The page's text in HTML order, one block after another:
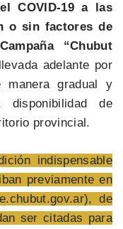
COVID-19 a las
o sin factores de
“Chubut
adelante por
manera gradual y
de
provincial.
indispensable
previamente en
de
ser citadas para